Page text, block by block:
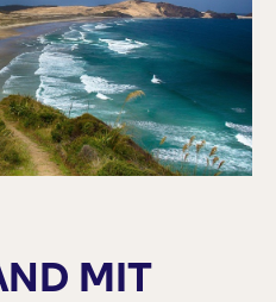
MIT